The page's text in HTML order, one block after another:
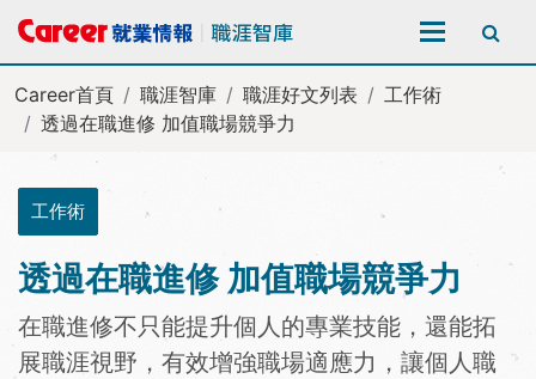
全站搜尋
Career首頁 職涯智庫 職涯好文列表
工作術
透過在職進修 加值職場競爭力
工作術
透過在職進修 加值職場競爭力
在職進修不只能提升個人的專業技能，還能拓
展職涯視野，有效增強職場適應力，讓個人職